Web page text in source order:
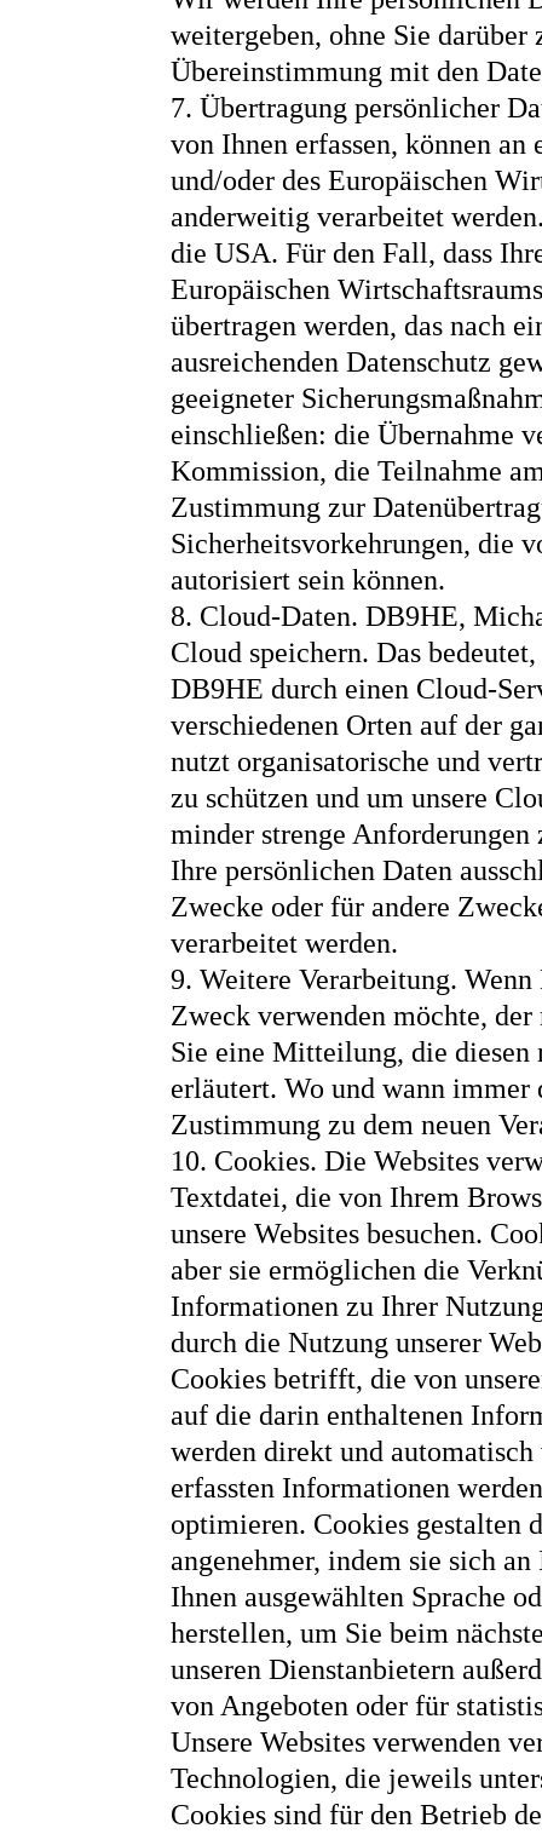
weitergeben, ohne Sie
Übereinstimmung mit den
7. Übertragung persönlicher
von Ihnen erfassen, können
und/oder des Europäischen
anderweitig verarbeitet
die USA. Für den Fall, dass
Europäischen
übertragen werden, das nach
ausreichenden Datenschutz
geeigneter
einschließen: die Übernahme
Kommission, die Teilnahme
Zustimmung zur
Sicherheitsvorkehrungen, die
autorisiert sein können.
8. Cloud-Daten. DB9HE,
Cloud speichern. Das
DB9HE durch einen Cloud-
verschiedenen Orten auf der
nutzt organisatorische und
zu schützen und um unsere
minder strenge
Ihre persönlichen Daten
Zwecke oder für andere
verarbeitet werden.
9. Weitere Verarbeitung.
Zweck verwenden möchte,
Sie eine Mitteilung, die diesen
erläutert. Wo und wann
Zustimmung zu dem neuen
10. Cookies. Die Websites
Textdatei, die von Ihrem
unsere Websites besuchen.
aber sie ermöglichen die
Informationen zu Ihrer
durch die Nutzung unserer
Cookies betrifft, die von
auf die darin enthaltenen
werden direkt und
erfassten Informationen
optimieren. Cookies gestalten
angenehmer, indem sie sich
Ihnen ausgewählten Sprache
herstellen, um Sie beim
unseren Dienstanbietern
von Angeboten oder für
Unsere Websites verwenden
Technologien, die jeweils
Cookies sind für den Betrieb